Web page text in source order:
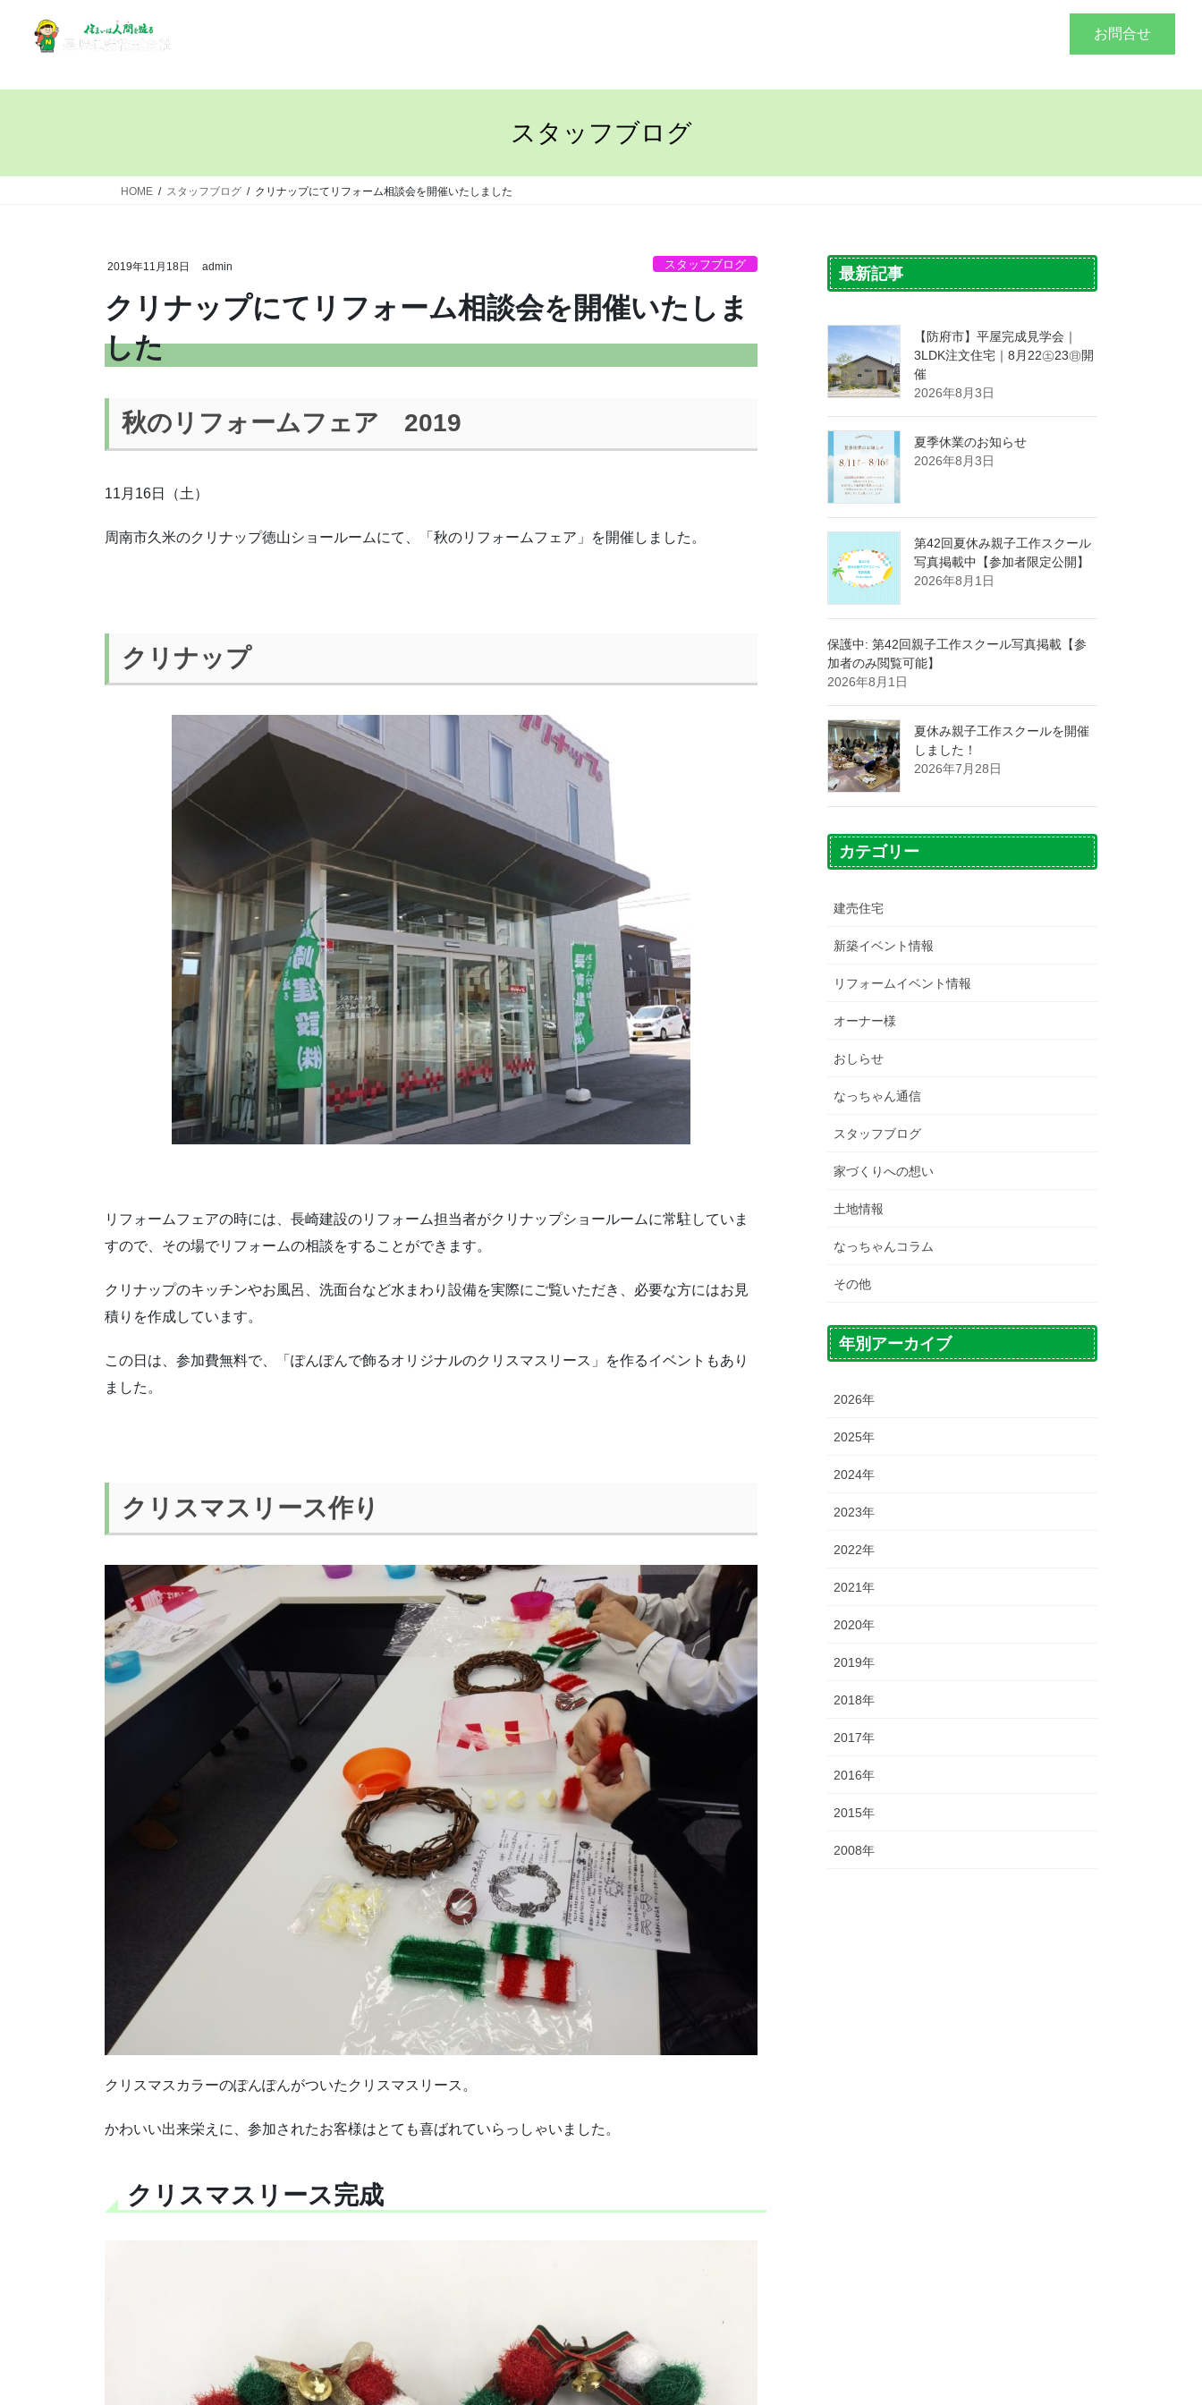
お問合せ
スタッフブログ
HOME スタッフブログ クリナップにてリフォーム相談会を開催いたしました
2019年11月18日 admin スタッフブログ
クリナップにてリフォーム相談会を開催いたしま
した
秋のリフォームフェア 2019
11月16日（土）
周南市久米のクリナップ徳山ショールームにて、「秋のリフォームフェア」を開催しました。
クリナップ
リフォームフェアの時には、長崎建設のリフォーム担当者がクリナップショールームに常駐していま
すので、その場でリフォームの相談をすることができます。
クリナップのキッチンやお風呂、洗面台など水まわり設備を実際にご覧いただき、必要な方にはお見
積りを作成しています。
この日は、参加費無料で、「ぽんぽんで飾るオリジナルのクリスマスリース」を作るイベントもあり
ました。
クリスマスリース作り
クリスマスカラーのぽんぽんがついたクリスマスリース。
かわいい出来栄えに、参加されたお客様はとても喜ばれていらっしゃいました。
クリスマスリース完成
最新記事
【防府市】平屋完成見学会｜
3LDK注文住宅｜8月22㊏23㊐開
催
2026年8月3日
夏季休業のお知らせ
2026年8月3日
第42回夏休み親子工作スクール
写真掲載中【参加者限定公開】
2026年8月1日
保護中: 第42回親子工作スクール写真掲載【参
加者のみ閲覧可能】
2026年8月1日
夏休み親子工作スクールを開催
しました！
2026年7月28日
カテゴリー
建売住宅
新築イベント情報
リフォームイベント情報
オーナー様
おしらせ
なっちゃん通信
スタッフブログ
家づくりへの想い
土地情報
なっちゃんコラム
その他
年別アーカイブ
2026年
2025年
2024年
2023年
2022年
2021年
2020年
2019年
2018年
2017年
2016年
2015年
2008年